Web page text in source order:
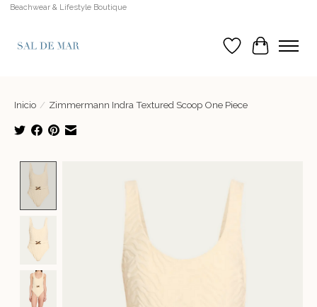
Beachwear & Lifestyle Boutique
Lista de deseos
Cesta
Inicio / Zimmermann Indra Textured Scoop One Piece